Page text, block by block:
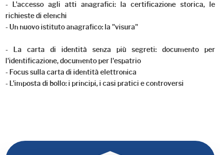
- L'accesso agli atti anagrafici: la certificazione storica, le
richieste di elenchi
- Un nuovo istituto anagrafico: la "visura"
- La carta di identità senza più segreti: documento per
l'identificazione, documento per l'espatrio
- Focus sulla carta di identità elettronica
- L'imposta di bollo: i principi, i casi pratici e controversi